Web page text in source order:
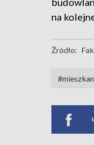
na
Źródło: